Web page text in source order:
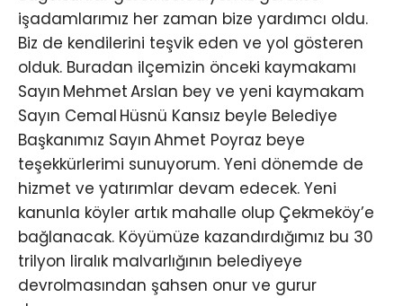
işadamlarımız her zaman bize yardımcı oldu.
Biz de kendilerini teşvik eden ve yol gösteren
olduk. Buradan ilçemizin önceki kaymakamı
Sayın Mehmet Arslan bey ve yeni kaymakam
Sayın Cemal Hüsnü Kansız beyle Belediye
Başkanımız Sayın Ahmet Poyraz beye
teşekkürlerimi sunuyorum. Yeni dönemde de
hizmet ve yatırımlar devam edecek. Yeni
kanunla köyler artık mahalle olup Çekmeköy’e
bağlanacak. Köyümüze kazandırdığımız bu 30
trilyon liralık malvarlığının belediyeye
devrolmasından şahsen onur ve gurur